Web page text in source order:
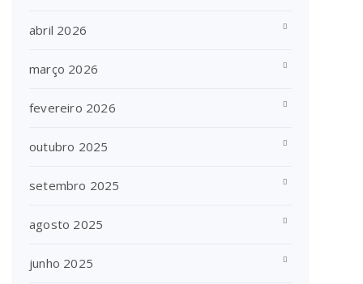
abril 2026
março 2026
fevereiro 2026
outubro 2025
setembro 2025
agosto 2025
junho 2025